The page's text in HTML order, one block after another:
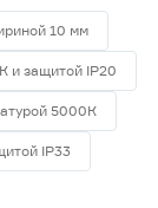
10 мм
и защитой IP20
5000К
IP33